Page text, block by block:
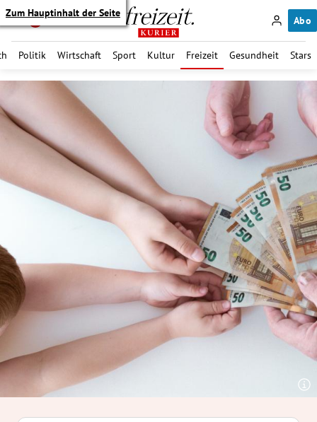
Zum Hauptinhalt der Seite
Abo
Politik Wirtschaft Sport Kultur Freizeit Gesundheit Stars
Untermenü
Untermenü
Untermenü
Untermenü